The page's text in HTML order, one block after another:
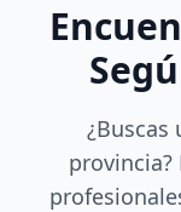
¿Buscas
provincia?